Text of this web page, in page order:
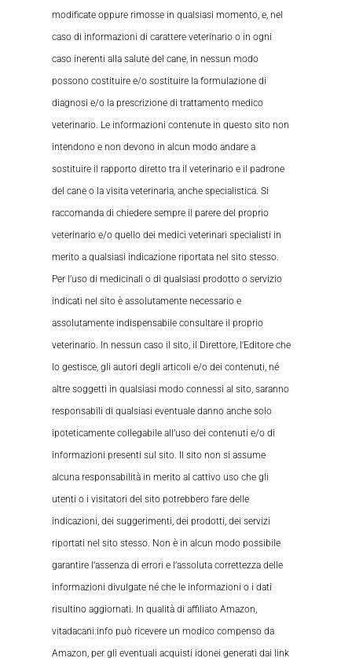
modificate oppure rimosse in qualsiasi momento, e, nel
caso di informazioni di carattere veterinario o in ogni
caso inerenti alla salute del cane, in nessun modo
possono costituire e/o sostituire la formulazione di
diagnosi e/o la prescrizione di trattamento medico
veterinario. Le informazioni contenute in questo sito non
intendono e non devono in alcun modo andare a
sostituire il rapporto diretto tra il veterinario e il padrone
del cane o la visita veterinaria, anche specialistica. Si
raccomanda di chiedere sempre il parere del proprio
veterinario e/o quello dei medici veterinari specialisti in
merito a qualsiasi indicazione riportata nel sito stesso.
Per l’uso di medicinali o di qualsiasi prodotto o servizio
indicati nel sito è assolutamente necessario e
assolutamente indispensabile consultare il proprio
veterinario. In nessun caso il sito, il Direttore, l’Editore che
lo gestisce, gli autori degli articoli e/o dei contenuti, né
altre soggetti in qualsiasi modo connessi al sito, saranno
responsabili di qualsiasi eventuale danno anche solo
ipoteticamente collegabile all’uso dei contenuti e/o di
informazioni presenti sul sito. Il sito non si assume
alcuna responsabilità in merito al cattivo uso che gli
utenti o i visitatori del sito potrebbero fare delle
indicazioni, dei suggerimenti, dei prodotti, dei servizi
riportati nel sito stesso. Non è in alcun modo possibile
garantire l’assenza di errori e l’assoluta correttezza delle
informazioni divulgate né che le informazioni o i dati
risultino aggiornati. In qualità di affiliato Amazon,
vitadacani.info può ricevere un modico compenso da
Amazon, per gli eventuali acquisti idonei generati dai link